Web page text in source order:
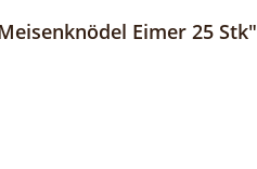
Eimer 25 Stk"